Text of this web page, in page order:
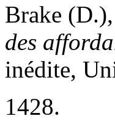
Brake (D.),
des
inédite,
1428.